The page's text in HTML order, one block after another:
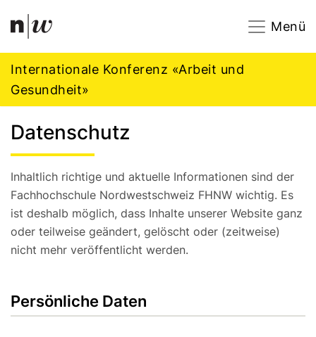
Navigation
Menü
Internationale Konferenz «Arbeit und
Gesundheit»
Datenschutz
Inhaltlich richtige und aktuelle Informationen sind der
Fachhochschule Nordwestschweiz FHNW wichtig. Es
ist deshalb möglich, dass Inhalte unserer Website ganz
oder teilweise geändert, gelöscht oder (zeitweise)
nicht mehr veröffentlicht werden.
Persönliche Daten
Footer